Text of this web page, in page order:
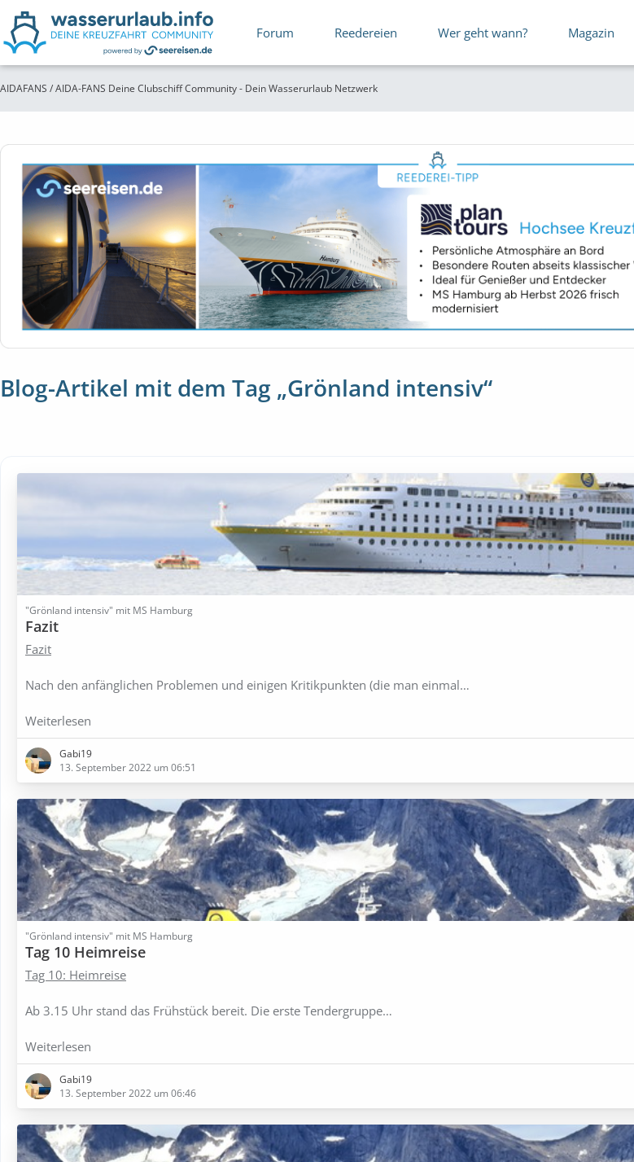
Forum Reedereien Wer geht wann? Magazin
AIDAFANS / AIDA-FANS Deine Clubschiff Community - Dein Wasserurlaub Netzwerk
Blog-Artikel mit dem Tag „Grönland intensiv“
"Grönland intensiv" mit MS Hamburg
Fazit
Fazit
Nach den anfänglichen Problemen und einigen Kritikpunkten (die man einmal…
Weiterlesen
Gabi19
13. September 2022 um 06:51
"Grönland intensiv" mit MS Hamburg
Tag 10 Heimreise
Tag 10: Heimreise
Ab 3.15 Uhr stand das Frühstück bereit. Die erste Tendergruppe…
Weiterlesen
Gabi19
13. September 2022 um 06:46